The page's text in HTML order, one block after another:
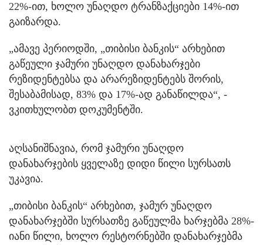
22%-ით, ხოლო უნაღდო ტრანზაქციები 14%-ით
გაიზარდა.
„ამავე პერიოდში, „თიბისი ბანკის“ არხებით
გაწეული ჯამური უნაღდო დანახარჯები
რეზიდენტებსა და არარეზიდენტებს შორის,
შესაბამისად, 83% და 17%-ად განაწილდა“, -
ვკითხულობთ დოკუმენტში.
აღსანიშნავია, რომ ჯამური უნაღდო
დანახარჯების ყველაზე დიდი წილი სურსათს
უკავია.
„თიბისი ბანკის“ არხებით, ჯამურ უნაღდო
დანახარჯებში სურსათზე გაწეულმა ხარჯებმა 28%-
იანი წილი, ხოლო რესტორნებში დანახარჯებმა